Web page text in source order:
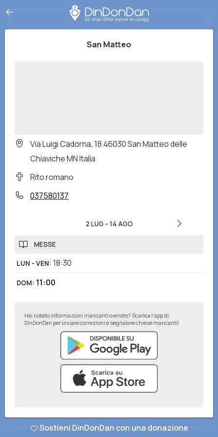
San Matteo
Via Luigi Cadorna, 18 46030 San Matteo delle
Chiaviche MN Italia
Rito romano
037580137
2 LUG - 14 AGO
MESSE
LUN - VEN: 18:30
DOM: 11:00
Hai notato informazioni mancanti o errate? Scarica l'app di
DinDonDan per inviare correzioni e segnalare chiese mancanti!
© DinDonDan App 2026–Privacy Policy–Inserisci sul tuo sito web
Sostieni DinDonDan con una donazione